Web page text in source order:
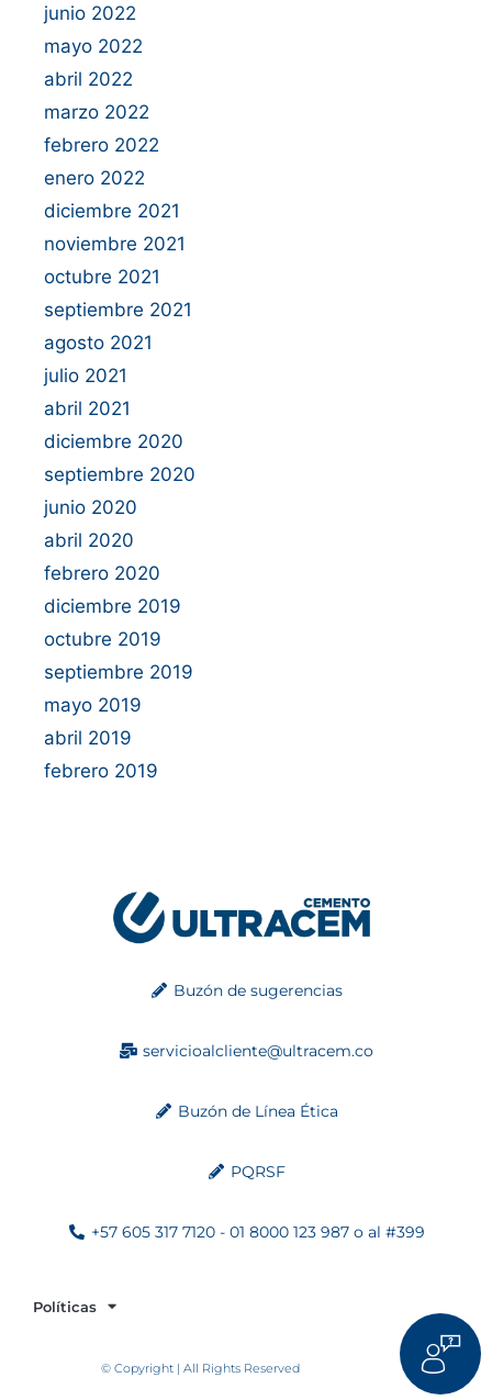
junio 2022
mayo 2022
abril 2022
marzo 2022
febrero 2022
enero 2022
diciembre 2021
noviembre 2021
octubre 2021
septiembre 2021
agosto 2021
julio 2021
abril 2021
diciembre 2020
septiembre 2020
junio 2020
abril 2020
febrero 2020
diciembre 2019
octubre 2019
septiembre 2019
mayo 2019
abril 2019
febrero 2019
Buzón de sugerencias
servicioalcliente@ultracem.co
Buzón de Línea Ética
PQRSF
+57 605 317 7120 - 01 8000 123 987 o al #399
Políticas
© Copyright | All Rights Reserved